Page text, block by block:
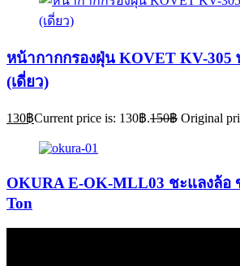
หน้ากากกรองฝุ่น KOVET KV-305
(เดี่ยว)
130฿Current price is: 130฿.150฿ Original
OKURA E-OK-MLL03 ชะแลงล้อ
Ton